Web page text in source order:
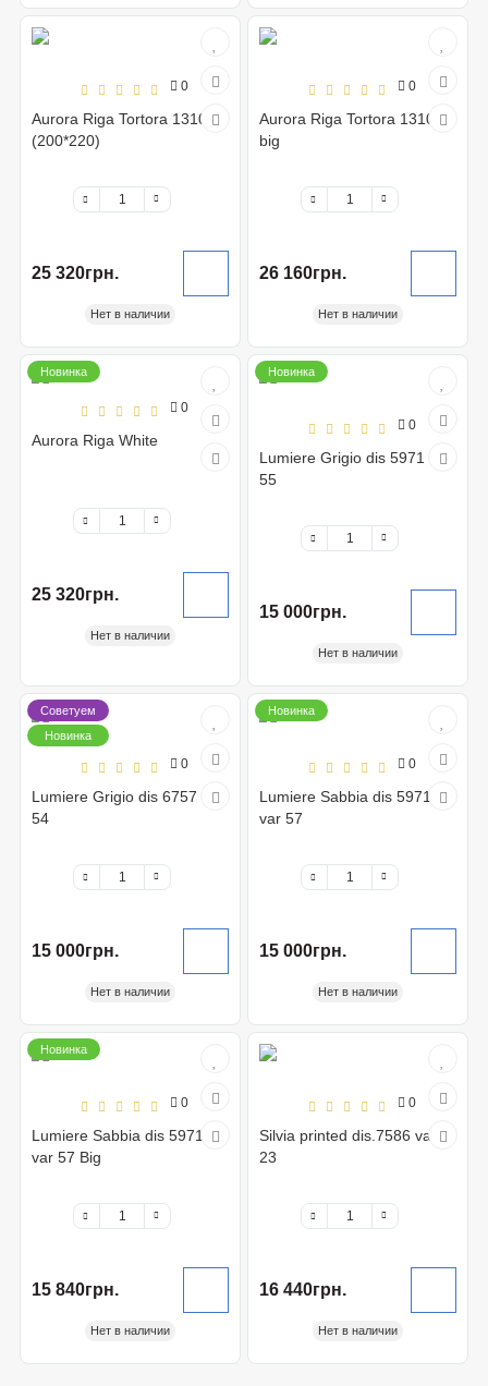
0
Aurora Riga Tortora 13107
(200*220)
25 320грн.
Нет в наличии
0
Aurora Riga Tortora 13107
big
26 160грн.
Нет в наличии
0
Aurora Riga White
Новинка
25 320грн.
Нет в наличии
0
Lumiere Grigio dis 5971 var
55
Новинка
15 000грн.
Нет в наличии
0
Lumiere Grigio dis 6757 var
54
Советуем
Новинка
15 000грн.
Нет в наличии
0
Lumiere Sabbia dis 5971
var 57
Новинка
15 000грн.
Нет в наличии
0
Lumiere Sabbia dis 5971
var 57 Big
Новинка
15 840грн.
Нет в наличии
0
Silvia printed dis.7586 var
23
16 440грн.
Нет в наличии